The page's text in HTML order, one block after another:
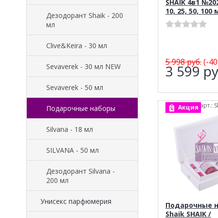
Дезодорант Shaik - 200
мл
Clive&Keira - 30 мл
Sevaverek - 30 мл NEW
Sevaverek - 50 мл
Подарочные наборы
Silvana - 18 мл
SILVANA - 50 мл
Дезодорант Silvana -
200 мл
Унисекс парфюмерия
SHAIK 4в1
10, 25, 50, 100
5 998руб.(-
3 599
Акция арт.:
Подарочные
Shaik SHAIK /